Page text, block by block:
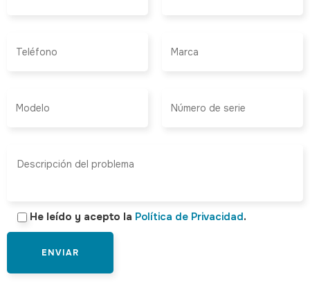
He leído y acepto la Política de Privacidad.